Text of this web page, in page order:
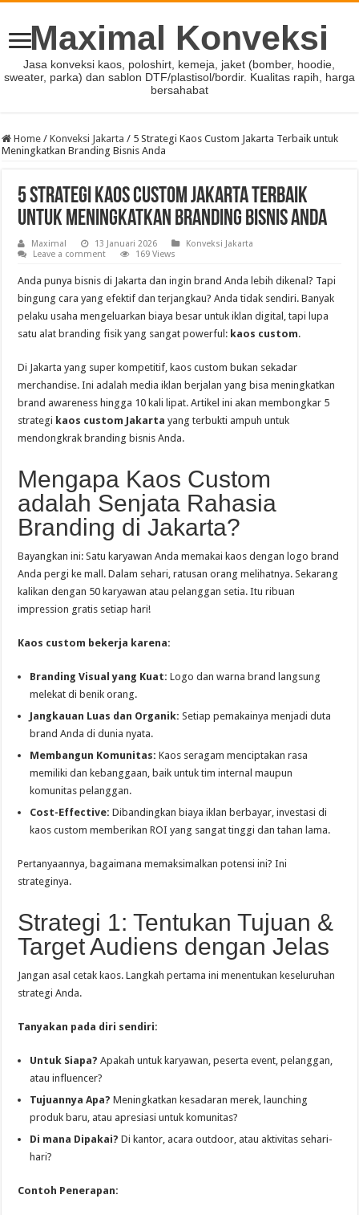
Maximal Konveksi
Jasa konveksi kaos, poloshirt, kemeja, jaket (bomber, hoodie,
sweater, parka) dan sablon DTF/plastisol/bordir. Kualitas rapih, harga
bersahabat
Home / Konveksi Jakarta / 5 Strategi Kaos Custom Jakarta Terbaik untuk
Meningkatkan Branding Bisnis Anda
5 Strategi Kaos Custom Jakarta Terbaik
untuk Meningkatkan Branding Bisnis Anda
Maximal 13 Januari 2026
Konveksi Jakarta
Leave a comment
169 Views
Anda punya bisnis di Jakarta dan ingin brand Anda lebih dikenal? Tapi
bingung cara yang efektif dan terjangkau? Anda tidak sendiri. Banyak
pelaku usaha mengeluarkan biaya besar untuk iklan digital, tapi lupa
satu alat branding fisik yang sangat powerful: kaos custom.
Di Jakarta yang super kompetitif, kaos custom bukan sekadar
merchandise. Ini adalah media iklan berjalan yang bisa meningkatkan
brand awareness hingga 10 kali lipat. Artikel ini akan membongkar 5
strategi kaos custom Jakarta yang terbukti ampuh untuk
mendongkrak branding bisnis Anda.
Mengapa Kaos Custom
adalah Senjata Rahasia
Branding di Jakarta?
Bayangkan ini: Satu karyawan Anda memakai kaos dengan logo brand
Anda pergi ke mall. Dalam sehari, ratusan orang melihatnya. Sekarang
kalikan dengan 50 karyawan atau pelanggan setia. Itu ribuan
impression gratis setiap hari!
Kaos custom bekerja karena:
Branding Visual yang Kuat: Logo dan warna brand langsung
melekat di benik orang.
Jangkauan Luas dan Organik: Setiap pemakainya menjadi duta
brand Anda di dunia nyata.
Membangun Komunitas: Kaos seragam menciptakan rasa
memiliki dan kebanggaan, baik untuk tim internal maupun
komunitas pelanggan.
Cost-Effective: Dibandingkan biaya iklan berbayar, investasi di
kaos custom memberikan ROI yang sangat tinggi dan tahan lama.
Pertanyaannya, bagaimana memaksimalkan potensi ini? Ini
strateginya.
Strategi 1: Tentukan Tujuan &
Target Audiens dengan Jelas
Jangan asal cetak kaos. Langkah pertama ini menentukan keseluruhan
strategi Anda.
Tanyakan pada diri sendiri:
Untuk Siapa? Apakah untuk karyawan, peserta event, pelanggan,
atau influencer?
Tujuannya Apa? Meningkatkan kesadaran merek, launching
produk baru, atau apresiasi untuk komunitas?
Di mana Dipakai? Di kantor, acara outdoor, atau aktivitas sehari-
hari?
Contoh Penerapan: